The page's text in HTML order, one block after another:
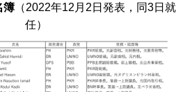
簿（2022年12月2日発表，同3日就
任）